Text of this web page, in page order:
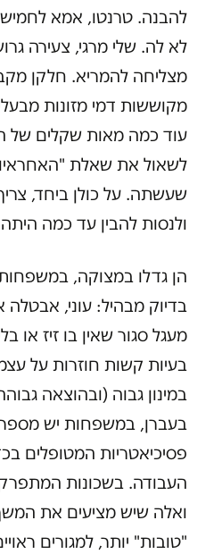
להבנה. טרנטו, אמא
לא לה. שלי מרגי, צעירה
מצליחה להמריא. חלקן
מקוששות דמי מזונות
עוד כמה מאות שקלים
לשאול את שאלת
שעשתה. על כולן ביחד,
ולנסות להבין עד כמה
הן גדלו במצוקה,
בדיוק מבהיל: עוני,
מעגל סגור שאין בו זיז
בעיות קשות חוזרות על
במינון גבוה (ובהוצאה
בעברן, במשפחות יש
פסיכיאטריות המטופלים
העבודה. בשכונות
ואלה שיש מציעים את
"טובות" יותר, למגורים